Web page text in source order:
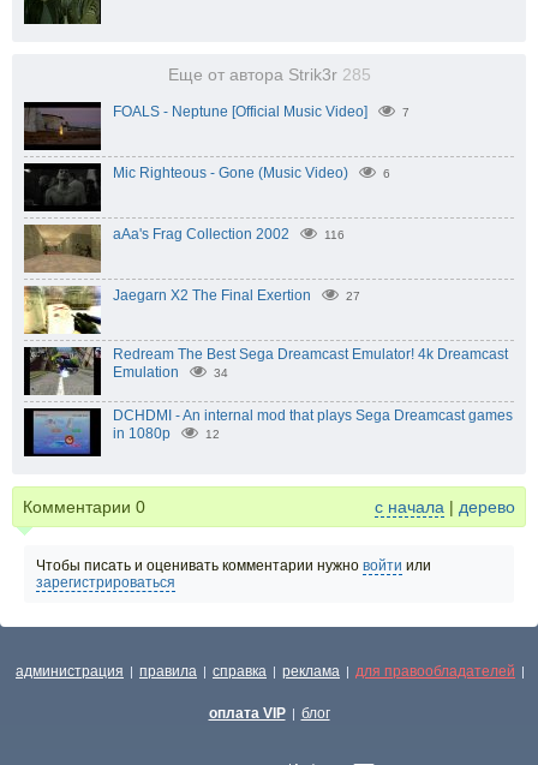
Еще от автора Strik3r 285
FOALS - Neptune [Official Music Video] 7
Mic Righteous - Gone (Music Video) 6
aAa's Frag Collection 2002 116
Jaegarn X2 The Final Exertion 27
Redream The Best Sega Dreamcast Emulator! 4k Dreamcast
Emulation
34
DCHDMI - An internal mod that plays Sega Dreamcast games
in 1080p
12
Комментарии 0 с начала | дерево
Чтобы писать и оценивать комментарии нужно войти или
зарегистрироваться
администрация | правила | справка | реклама | для правообладателей |
оплата VIP | блог